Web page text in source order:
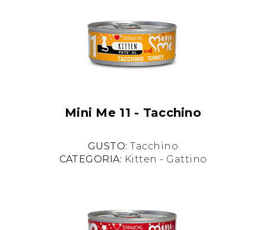
Mini Me 11 - Tacchino
GUSTO:Tacchino
CATEGORIA: Kitten - Gattino